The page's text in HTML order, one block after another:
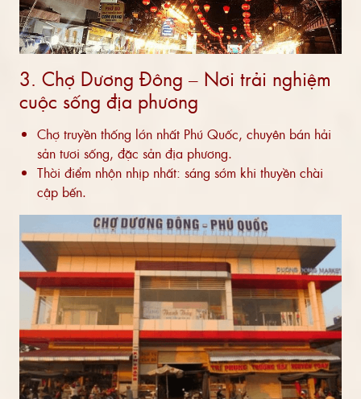
3. Chợ Dương Đông – Nơi trải nghiệm
cuộc sống địa phương
Chợ truyền thống lớn nhất Phú Quốc, chuyên bán hải
sản tươi sống, đặc sản địa phương.
Thời điểm nhộn nhịp nhất: sáng sớm khi thuyền chài
cập bến.